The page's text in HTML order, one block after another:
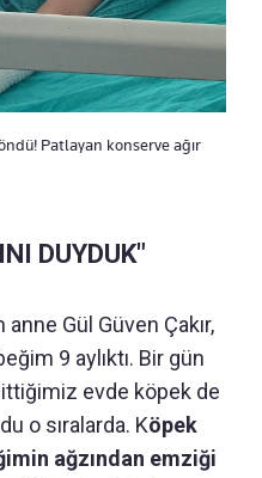
Patlayan konserve ağır
DUYDUK"
anne Gül Güven Çakır,
9 aylıktı. Bir gün
evde köpek de
o sıralarda. Köpek
ağzından emziği